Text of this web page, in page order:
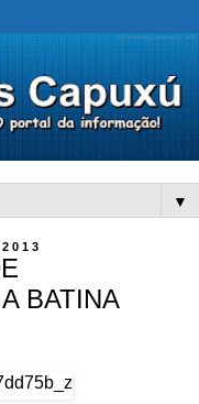
▼
BATINA